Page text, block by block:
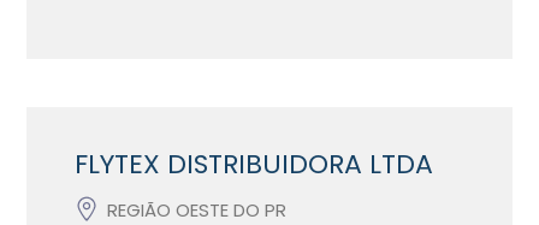
FLYTEX DISTRIBUIDORA LTDA
REGIÃO OESTE DO PR